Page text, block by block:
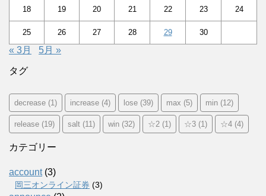
18 19 20 21 22 23 24
25 26 27 28 29 30
« 3月 5月 »
タグ
decrease (1) increase (4) lose (39) max (5) min (12)
release (19) salt (11) win (32) ☆2 (1) ☆3 (1) ☆4 (4)
カテゴリー
account(3)
岡三オンライン証券 (3)